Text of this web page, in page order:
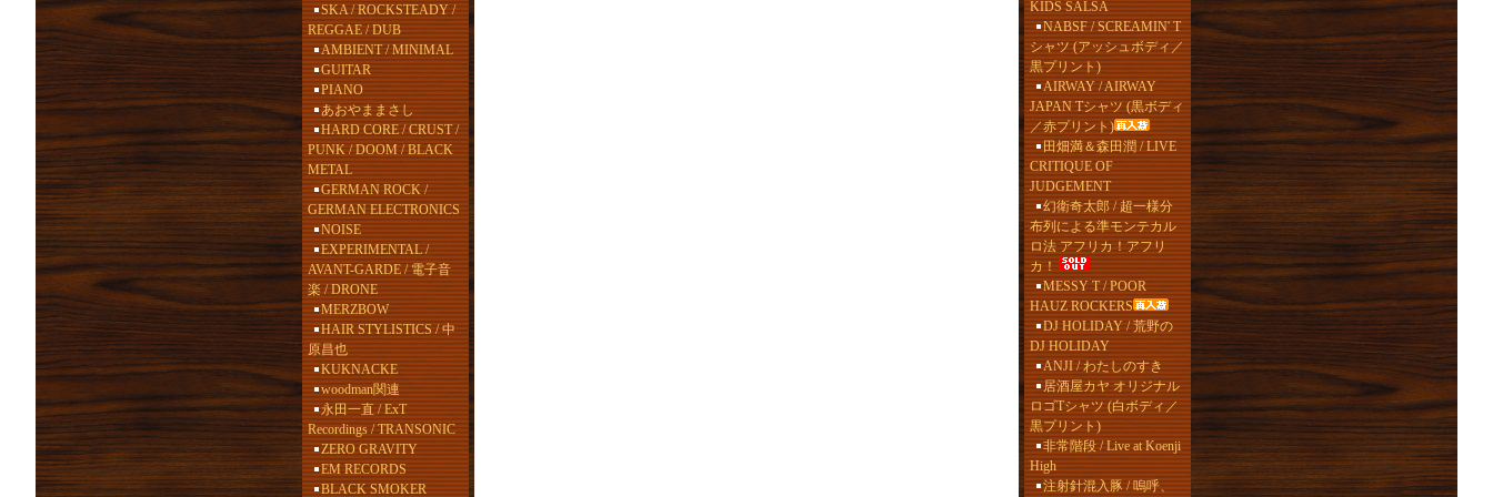
SKA / ROCKSTEADY /
REGGAE / DUB
AMBIENT / MINIMAL
GUITAR
PIANO
あおやままさし
HARD CORE / CRUST /
PUNK / DOOM / BLACK
METAL
GERMAN ROCK /
GERMAN ELECTRONICS
NOISE
EXPERIMENTAL /
AVANT-GARDE / 電子音
楽 / DRONE
MERZBOW
HAIR STYLISTICS / 中
原昌也
KUKNACKE
woodman関連
永田一直 / ExT
Recordings / TRANSONIC
ZERO GRAVITY
EM RECORDS
BLACK SMOKER
KIDS SALSA
NABSF / SCREAMIN' T
シャツ (アッシュボディ／
黒プリント)
AIRWAY / AIRWAY
JAPAN Tシャツ (黒ボディ
／赤プリント)
田畑満＆森田潤 / LIVE
CRITIQUE OF
JUDGEMENT
幻衛奇太郎 / 超一様分
布列による準モンテカル
ロ法 アフリカ！アフリ
カ！
MESSY T / POOR
HAUZ ROCKERS
DJ HOLIDAY / 荒野の
DJ HOLIDAY
ANJI / わたしのすき
居酒屋カヤ オリジナル
ロゴTシャツ (白ボディ／
黒プリント)
非常階段 / Live at Koenji
High
注射針混入豚 / 嗚呼、